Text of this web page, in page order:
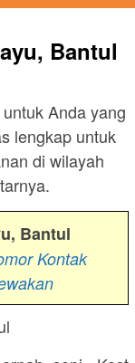
Bantul
Anda yang
lengkap untuk
di wilayah
Bantul
Kontak